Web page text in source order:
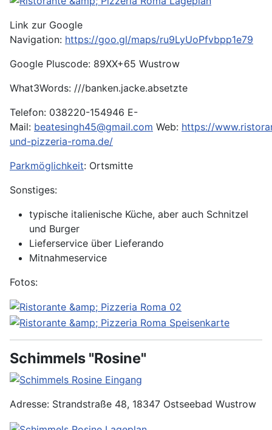
Link zur Google
Navigation: https://goo.gl/maps/ru9LyUoPfvbpp1e79
Google Pluscode: 89XX+65 Wustrow
What3Words: ///banken.jacke.absetzte
Telefon: 038220-154946 E-
Mail: beatesingh45@gmail.com Web: https://
und-pizzeria-roma.de/
Parkmöglichkeit: Ortsmitte
Sonstiges:
typische italienische Küche, aber auch Schnitzel
und Burger
Lieferservice über Lieferando
Mitnahmeservice
Fotos:
Schimmels "Rosine"
Adresse: Strandstraße 48, 18347 Ostseebad Wustrow